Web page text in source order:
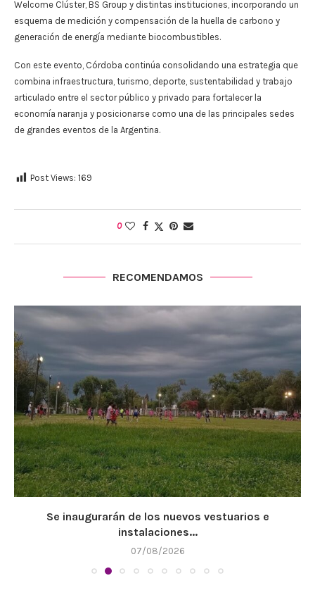
Welcome Clúster, BS Group y distintas instituciones, incorporando un
esquema de medición y compensación de la huella de carbono y
generación de energía mediante biocombustibles.
Con este evento, Córdoba continúa consolidando una estrategia que
combina infraestructura, turismo, deporte, sustentabilidad y trabajo
articulado entre el sector público y privado para fortalecer la
economía naranja y posicionarse como una de las principales sedes
de grandes eventos de la Argentina.
Post Views: 169
0
RECOMENDAMOS
Se inaugurarán de los nuevos vestuarios e
instalaciones...
07/08/2026